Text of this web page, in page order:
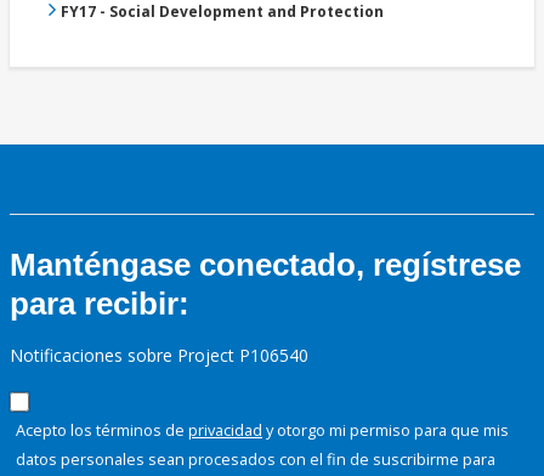
FY17 - Social Development and Protection
Manténgase conectado, regístrese
para recibir:
Notificaciones sobre Project P106540
Acepto los términos de privacidad y otorgo mi permiso para que mis
datos personales sean procesados con el fin de suscribirme para